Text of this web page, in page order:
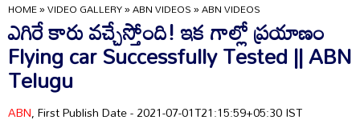
HOME»VIDEO GALLERY»ABN VIDEOS»ABN VIDEOS
ఎగిరే కారు వచ్చేస్తోంది! ఇక గాల్లో ప్రయాణం
Flying car Successfully Tested || ABN
Telugu
ABN, First Publish Date - 2021-07-01T21:15:59+05:30 IST